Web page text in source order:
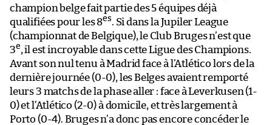
champion belge fait partie des 5 équipes déjà
qualifiées pour les 8es. Si dans la Jupiler League
(championnat de Belgique), le Club Bruges n’est que
3e, il est incroyable dans cette Ligue des Champions.
Avant son nul tenu à Madrid face à l’Atlético lors de la
dernière journée (0-0), les Belges avaient remporté
leurs 3 matchs de la phase aller : face à Leverkusen (1-
0) et l’Atlético (2-0) à domicile, et très largement à
Porto (0-4). Bruges n’a donc pas encore concéder le